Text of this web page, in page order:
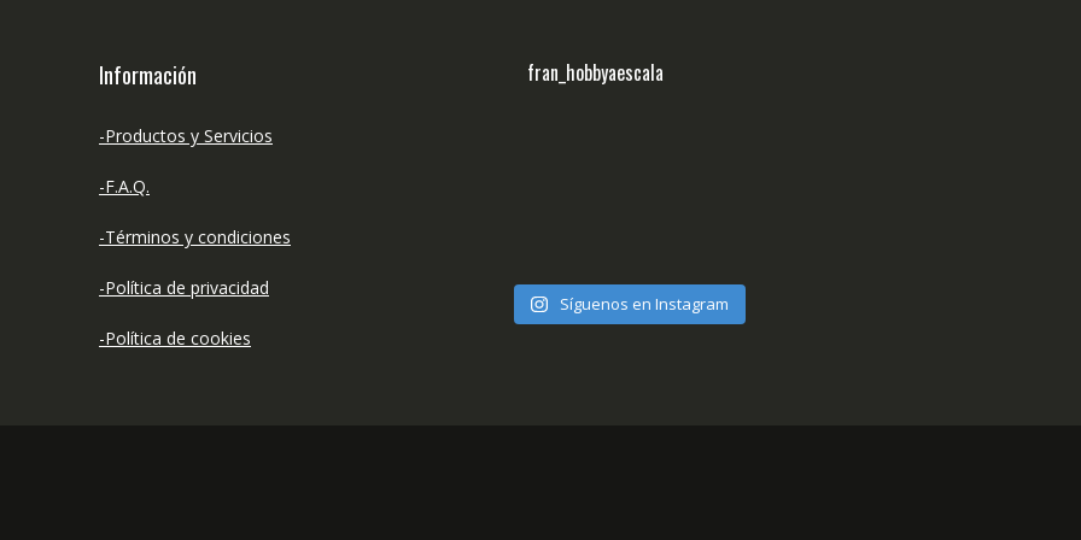
Información
-Productos y Servicios
-F.A.Q.
-Términos y condiciones
-Política de privacidad
-Política de cookies
fran_hobbyaescala
Síguenos en Instagram